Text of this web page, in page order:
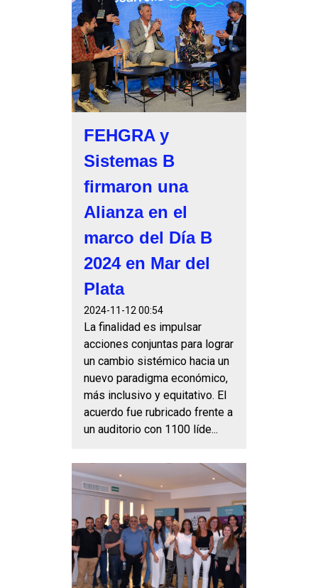
FEHGRA y
Sistemas B
firmaron una
Alianza en el
marco del Día B
2024 en Mar del
Plata
2024-11-12 00:54
La finalidad es impulsar
acciones conjuntas para lograr
un cambio sistémico hacia un
nuevo paradigma económico,
más inclusivo y equitativo. El
acuerdo fue rubricado frente a
un auditorio con 1100 líde...